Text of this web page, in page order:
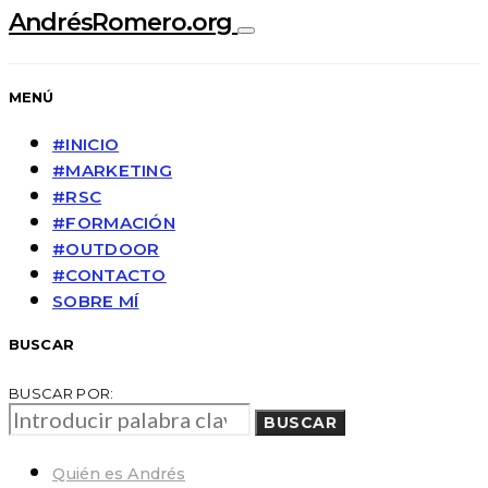
AndrésRomero.org
MENÚ
#INICIO
#MARKETING
#RSC
#FORMACIÓN
#OUTDOOR
#CONTACTO
SOBRE MÍ
BUSCAR
BUSCAR POR:
BUSCAR
Quién es Andrés